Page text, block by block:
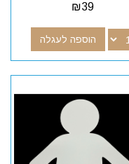
₪39
הוספה לעגלה